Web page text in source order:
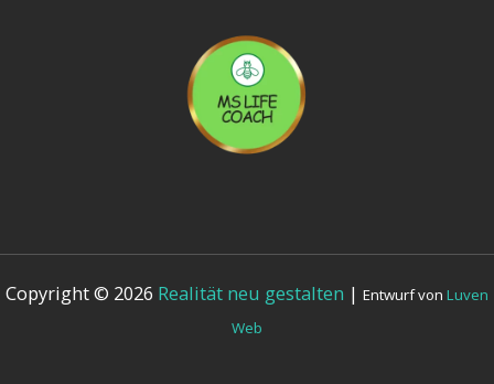
Copyright © 2026 Realität neu gestalten | Entwurf von Luven
Web